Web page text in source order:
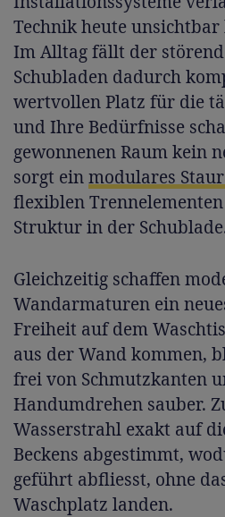
Technik heute
Im Alltag fällt der
Schubladen dadurch
wertvollen Platz für die
und Ihre Bedürfnisse
gewonnenen Raum kein
sorgt einmodulares
flexiblen
Struktur in der
Gleichzeitig schaffen
Wandarmaturen ein
Freiheit auf dem
aus der Wand kommen,
frei von Schmutzkanten
Handumdrehen sauber.
Wasserstrahl exakt auf
Beckens abgestimmt,
geführt abfliesst, ohne
Waschplatz landen.